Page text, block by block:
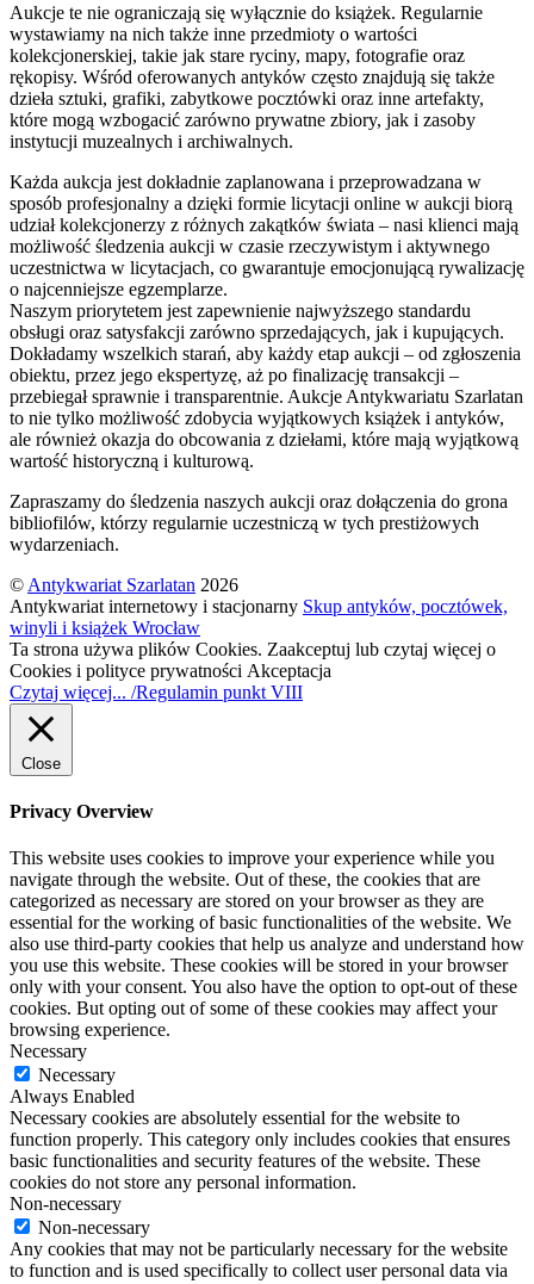
Aukcje te nie ograniczają się wyłącznie do książek. Regularnie
wystawiamy na nich także inne przedmioty o wartości
kolekcjonerskiej, takie jak stare ryciny, mapy, fotografie oraz
rękopisy. Wśród oferowanych antyków często znajdują się także
dzieła sztuki, grafiki, zabytkowe pocztówki oraz inne artefakty,
które mogą wzbogacić zarówno prywatne zbiory, jak i zasoby
instytucji muzealnych i archiwalnych.
Każda aukcja jest dokładnie zaplanowana i przeprowadzana w
sposób profesjonalny a dzięki formie licytacji online w aukcji biorą
udział kolekcjonerzy z różnych zakątków świata – nasi klienci mają
możliwość śledzenia aukcji w czasie rzeczywistym i aktywnego
uczestnictwa w licytacjach, co gwarantuje emocjonującą rywalizację
o najcenniejsze egzemplarze.
Naszym priorytetem jest zapewnienie najwyższego standardu
obsługi oraz satysfakcji zarówno sprzedających, jak i kupujących.
Dokładamy wszelkich starań, aby każdy etap aukcji – od zgłoszenia
obiektu, przez jego ekspertyzę, aż po finalizację transakcji –
przebiegał sprawnie i transparentnie. Aukcje Antykwariatu Szarlatan
to nie tylko możliwość zdobycia wyjątkowych książek i antyków,
ale również okazja do obcowania z dziełami, które mają wyjątkową
wartość historyczną i kulturową.
Zapraszamy do śledzenia naszych aukcji oraz dołączenia do grona
bibliofilów, którzy regularnie uczestniczą w tych prestiżowych
wydarzeniach.
© Antykwariat Szarlatan 2026
Antykwariat internetowy i stacjonarny Skup antyków, pocztówek,
winyli i książek Wrocław
Ta strona używa plików Cookies. Zaakceptuj lub czytaj więcej o
Cookies i polityce prywatności Akceptacja
Czytaj więcej... /Regulamin punkt VIII
Close
Privacy Overview
This website uses cookies to improve your experience while you
navigate through the website. Out of these, the cookies that are
categorized as necessary are stored on your browser as they are
essential for the working of basic functionalities of the website. We
also use third-party cookies that help us analyze and understand how
you use this website. These cookies will be stored in your browser
only with your consent. You also have the option to opt-out of these
cookies. But opting out of some of these cookies may affect your
browsing experience.
Necessary
Necessary
Always Enabled
Necessary cookies are absolutely essential for the website to
function properly. This category only includes cookies that ensures
basic functionalities and security features of the website. These
cookies do not store any personal information.
Non-necessary
Non-necessary
Any cookies that may not be particularly necessary for the website
to function and is used specifically to collect user personal data via